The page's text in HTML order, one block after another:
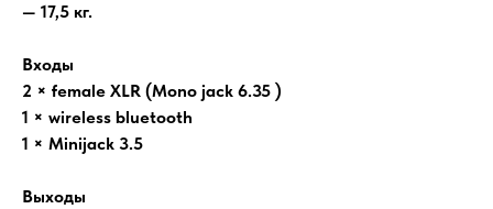
— 17,5 кг.
Входы
2 × female XLR (Mono jack 6.35 )
1 × wireless bluetooth
1 × Minijack 3.5
Выходы